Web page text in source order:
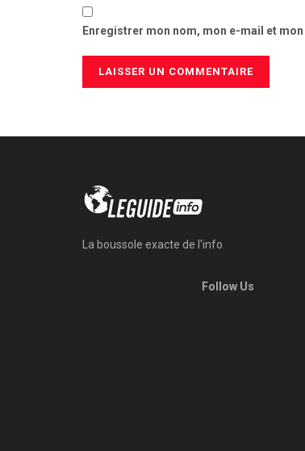
Enregistrer mon nom, mon e-mail et
La boussole exacte de l'info
Follow Us